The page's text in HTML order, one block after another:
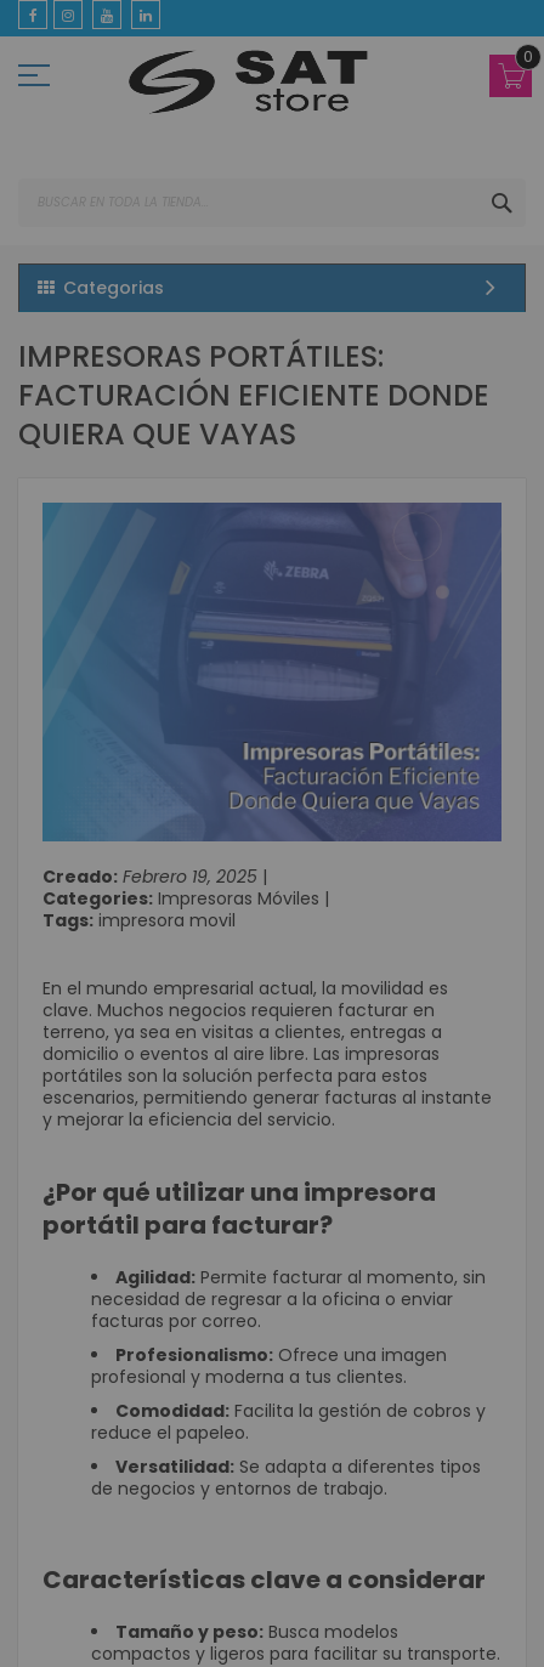
Ir
al
contenido
0
Categorias
IMPRESORAS PORTÁTILES:
FACTURACIÓN EFICIENTE DONDE
QUIERA QUE VAYAS
Creado: Febrero 19, 2025 |
Categories: Impresoras Móviles |
Tags: impresora movil
En el mundo empresarial actual, la movilidad es
clave. Muchos negocios requieren facturar en
terreno, ya sea en visitas a clientes, entregas a
domicilio o eventos al aire libre. Las impresoras
portátiles son la solución perfecta para estos
escenarios, permitiendo generar facturas al instante
y mejorar la eficiencia del servicio.
¿Por qué utilizar una impresora
portátil para facturar?
Agilidad: Permite facturar al momento, sin
necesidad de regresar a la oficina o enviar
facturas por correo.
Profesionalismo: Ofrece una imagen
profesional y moderna a tus clientes.
Comodidad: Facilita la gestión de cobros y
reduce el papeleo.
Versatilidad: Se adapta a diferentes tipos
de negocios y entornos de trabajo.
Características clave a considerar
Tamaño y peso: Busca modelos
compactos y ligeros para facilitar su transporte.